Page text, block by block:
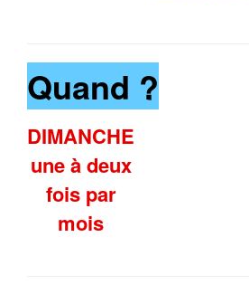
Quand ?
DIMANCHE
une à deux
fois par
mois